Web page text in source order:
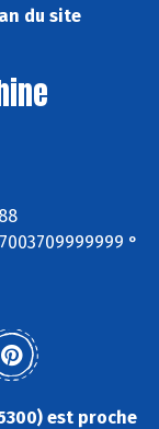
du site
°
est proche